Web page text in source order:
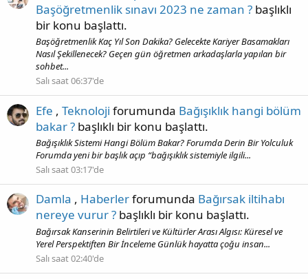
Başöğretmenlik sınavı 2023 ne zaman ? başlıklı
bir konu başlattı.
Başöğretmenlik Kaç Yıl Son Dakika? Gelecekte Kariyer Basamakları
Nasıl Şekillenecek? Geçen gün öğretmen arkadaşlarla yapılan bir
sohbet...
Salı saat 06:37'de
Efe , Teknoloji forumunda Bağışıklık hangi bölüm
bakar ? başlıklı bir konu başlattı.
Bağışıklık Sistemi Hangi Bölüm Bakar? Forumda Derin Bir Yolculuk
Forumda yeni bir başlık açıp “bağışıklık sistemiyle ilgili...
Salı saat 03:17'de
Damla , Haberlerforumunda Bağırsak iltihabı
nereye vurur ? başlıklı bir konu başlattı.
Bağırsak Kanserinin Belirtileri ve Kültürler Arası Algısı: Küresel ve
Yerel Perspektiften Bir İnceleme Günlük hayatta çoğu insan...
Salı saat 02:40'de